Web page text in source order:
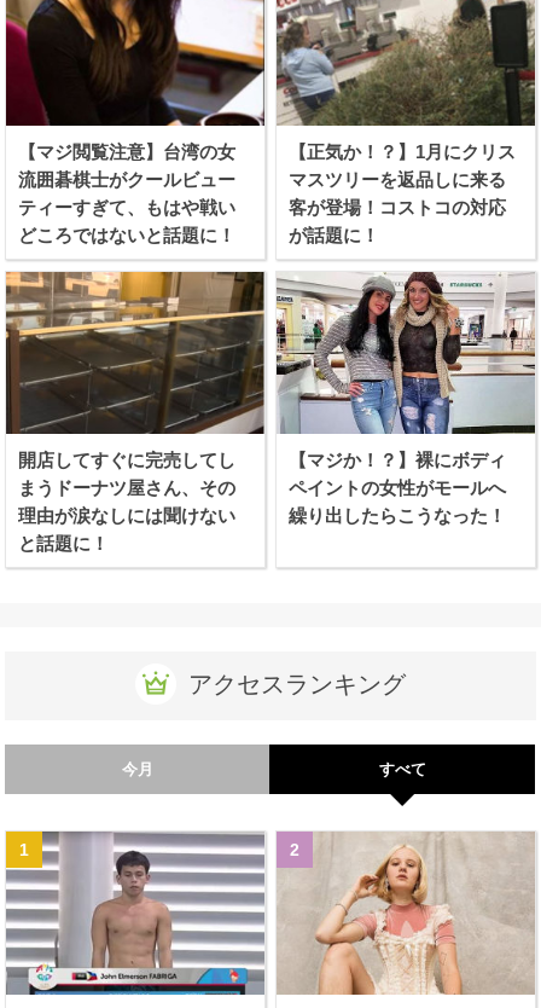
【マジ閲覧注意】台湾の女
流囲碁棋士がクールビュー
ティーすぎて、もはや戦い
どころではないと話題に！
【正気か！？】1月にクリス
マスツリーを返品しに来る
客が登場！コストコの対応
が話題に！
開店してすぐに完売してし
まうドーナツ屋さん、その
理由が涙なしには聞けない
と話題に！
【マジか！？】裸にボディ
ペイントの女性がモールへ
繰り出したらこうなった！
アクセスランキング
今月 すべて